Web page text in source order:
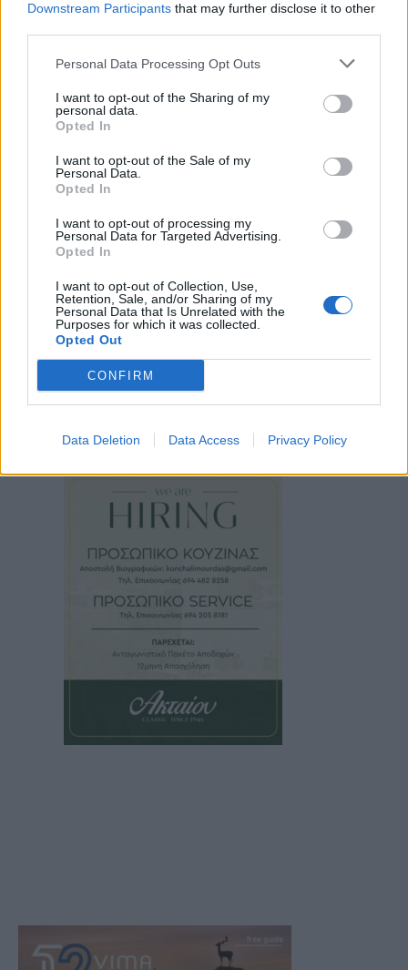
Downstream Participants that may further disclose it to other
Personal Data Processing Opt Outs
I want to opt-out of the Sharing of my
personal data.
Opted In
I want to opt-out of the Sale of my
Personal Data.
Opted In
I want to opt-out of processing my
Personal Data for Targeted Advertising.
Opted In
I want to opt-out of Collection, Use,
Retention, Sale, and/or Sharing of my
Personal Data that Is Unrelated with the
Purposes for which it was collected.
Opted Out
CONFIRM
Data Deletion Data Access Privacy Policy